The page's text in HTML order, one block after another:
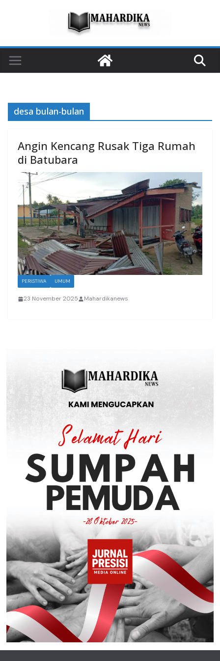
desa bulan-bulan
Angin Kencang Rusak Tiga Rumah
di Batubara
PERISTIWA UMUM
23 November 2025 Mahardikanews